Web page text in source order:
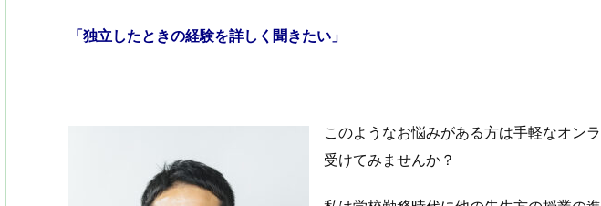
「独立したときの経験を詳しく聞きたい」
このようなお悩みがある方は手軽なオン
受けてみませんか？